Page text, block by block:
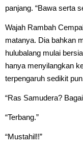
panjang. “Bawa serta
Wajah Rambah
matanya. Dia bahkan
hulubalang mulai
hanya menyilangkan
terpengaruh sedikit
“Ras Samudera?
“Terbang.”
“Mustahil!!”